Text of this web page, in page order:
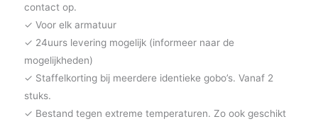
contact op.
✓ Voor elk armatuur
✓ 24uurs levering mogelijk (informeer naar de
mogelijkheden)
✓ Staffelkorting bij meerdere identieke gobo’s. Vanaf 2
stuks.
✓ Bestand tegen extreme temperaturen. Zo ook geschikt